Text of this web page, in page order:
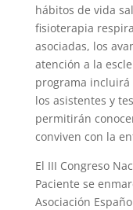
hábitos de vida
fisioterapia
asociadas, los
atención a la
programa incluirá
los asistentes y
permitirán
conviven con la
El III Congreso
Paciente se
Asociación